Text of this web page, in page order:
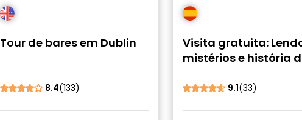
Tour de bares em Dublin
8.4(133)
Visita gratuita:
mistérios e história
9.1(33)